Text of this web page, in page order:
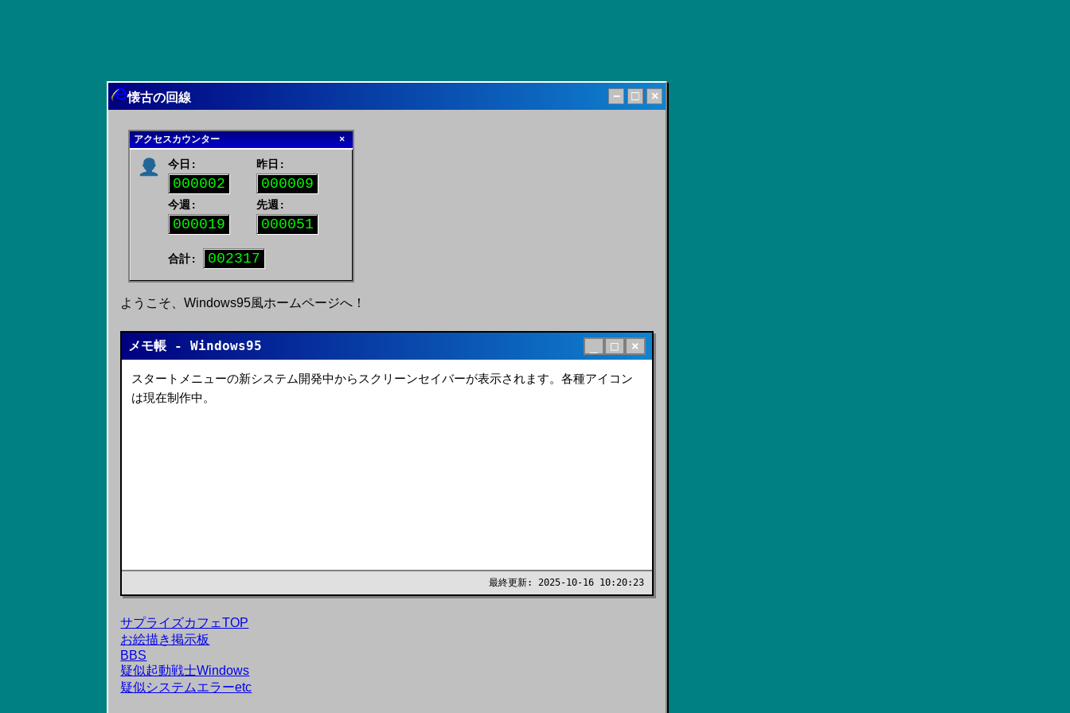
懐古の回線 − □ ×
アクセスカウンター ×
今日:
000002
昨日:
000009
今週:
000019
先週:
000051
合計: 002317
ようこそ、Windows95風ホームページへ！
メモ帳 - Windows95 □ ×
スタートメニューの新システム開発中からスクリーンセイバーが表示されます。各種アイコン
は現在制作中。
最終更新: 2025-10-16 10:20:23
サプライズカフェTOP
お絵描き掲示板
BBS
疑似起動戦士Windows
疑似システムエラーetc